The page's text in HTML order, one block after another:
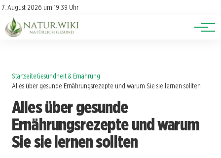
7. August 2026 um 19:39 Uhr
Account
Newsletter
Lexikon
Themen
StartseiteGesundheit & Ernährung
Alles über gesunde Ernährungsrezepte und warum Sie sie lernen sollten
Alles über gesunde
Ernährungsrezepte und warum
Sie sie lernen sollten